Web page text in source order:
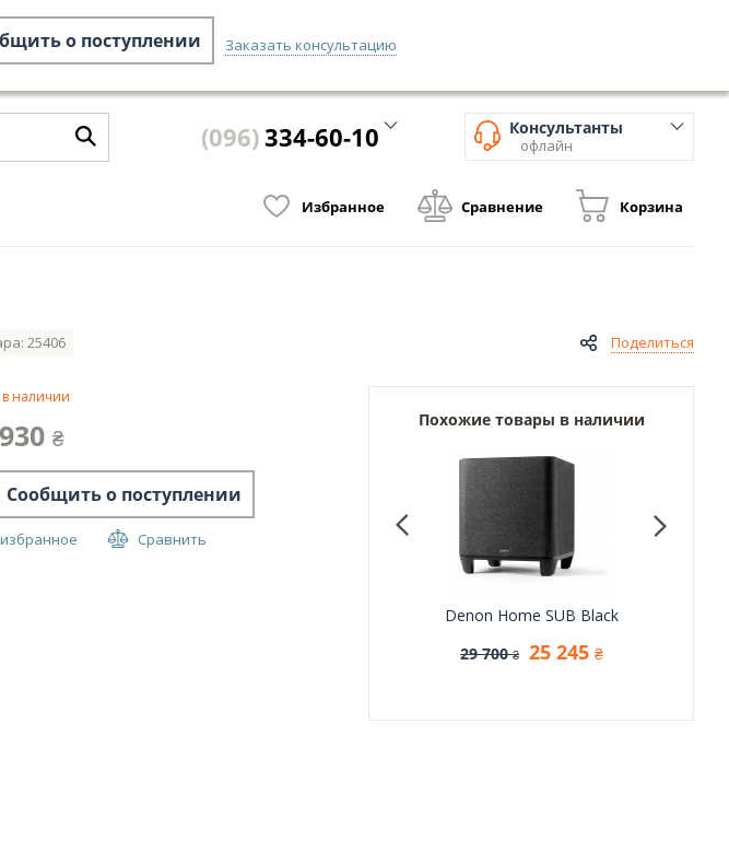
(096)334-60-10 Консультанты
офлайн
Избранное Сравнение Корзина
25406 Поделиться
в наличии
₴
Сообщить о поступлении
Сравнить
Похожие товары в наличии
Denon Home SUB Black
29 700 ₴ 25 245 ₴
о поступлении Заказать консультацию